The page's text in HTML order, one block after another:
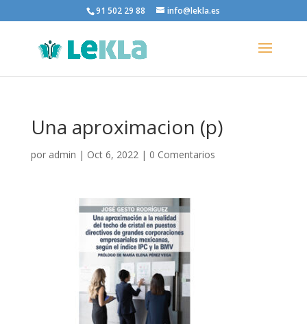
91 502 29 88 info@lekla.es
Una aproximacion (p)
por admin | Oct 6, 2022| 0 Comentarios